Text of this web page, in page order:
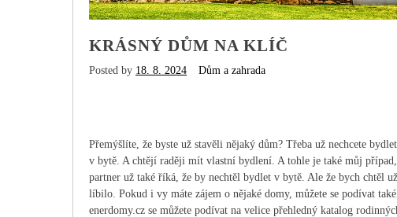
KRÁSNÝ DŮM NA KLÍČ
Posted by 18. 8. 2024 Dům a zahrada
Přemýšlíte, že byste už stavěli nějaký dům? Třeba už nechcete
v bytě. A chtějí raději mít vlastní bydlení. A tohle je také můj
partner už také říká, že by nechtěl bydlet v bytě. Ale že bych chtěl
líbilo. Pokud i vy máte zájem o nějaké domy, můžete se podívat
enerdomy.cz se můžete podívat na velice přehledný katalog